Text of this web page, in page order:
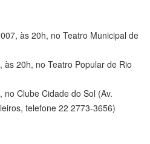
às 20h, no Teatro Municipal de
às 20h, no Teatro Popular de Rio
Clube Cidade do Sol (Av.
telefone 22 2773-3656)